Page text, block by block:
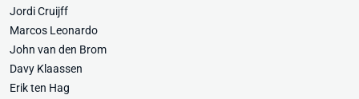
Jordi Cruijff
Marcos Leonardo
John van den Brom
Davy Klaassen
Erik ten Hag